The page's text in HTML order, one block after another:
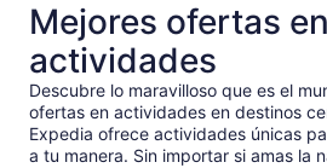
Mejores ofertas en
actividades
Descubre lo maravilloso que es el
ofertas en actividades en destinos
Expedia ofrece actividades únicas
a tu manera. Sin importar si amas la